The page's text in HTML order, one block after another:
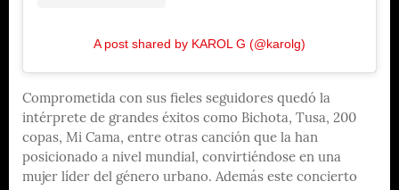
A post shared by KAROL G (@karolg)
Comprometida con sus fieles seguidores quedó la
intérprete de grandes éxitos como Bichota, Tusa, 200
copas, Mi Cama, entre otras canción que la han
posicionado a nivel mundial, convirtiéndose en una
mujer líder del género urbano. Además este concierto